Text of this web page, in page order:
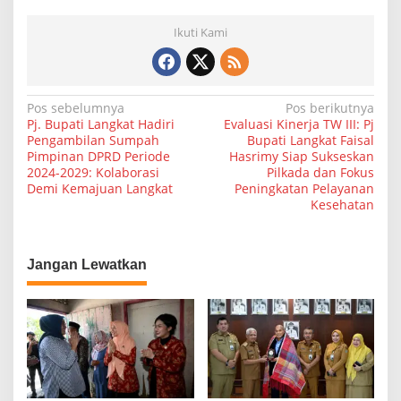
Ikuti Kami
N
a
v
i
s
i
p
o
s
Pos sebelumnya
Pj. Bupati Langkat Hadiri
Pengambilan Sumpah
Pimpinan DPRD Periode
2024-2029: Kolaborasi
Demi Kemajuan Langkat
Pos berikutnya
Evaluasi Kinerja TW III: Pj
Bupati Langkat Faisal
Hasrimy Siap Sukseskan
Pilkada dan Fokus
Peningkatan Pelayanan
Kesehatan
Jangan Lewatkan